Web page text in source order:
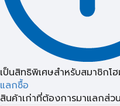
เป็นสิทธิพิเศษสำหรับสมาชิกโ
แลกซื้อ
สินค้าเก่าที่ต้องการมาแลกส่ว